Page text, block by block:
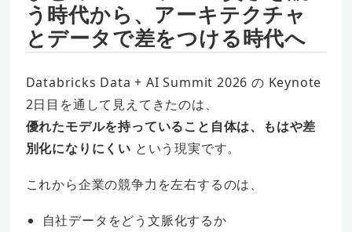
う時代から、アーキテクチャ
とデータで差をつける時代へ
Databricks Data + AI Summit 2026 の Keynote
2日目を通して見えてきたのは、
優れたモデルを持っていること自体は、もはや差
別化になりにくい という現実です。
これから企業の競争力を左右するのは、
自社データをどう文脈化するか